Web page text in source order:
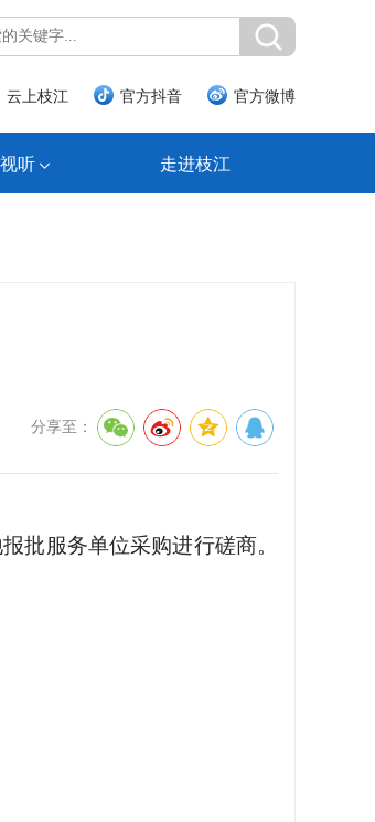
云上枝江 官方抖音 官方微博
听 走进枝江
分享至：
批服务单位采购进行磋商。